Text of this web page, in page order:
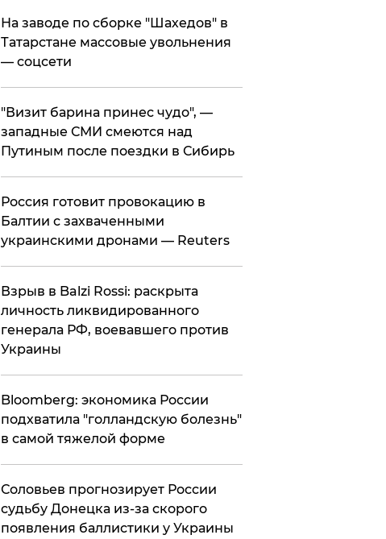
На заводе по сборке "Шахедов" в
Татарстане массовые увольнения
— соцсети
"Визит барина принес чудо", —
западные СМИ смеются над
Путиным после поездки в Сибирь
​Россия готовит провокацию в
Балтии с захваченными
украинскими дронами — Reuters
​Взрыв в Balzi Rossi: раскрыта
личность ликвидированного
генерала РФ, воевавшего против
Украины
Bloomberg: экономика России
подхватила "голландскую болезнь"
в самой тяжелой форме
Соловьев прогнозирует России
судьбу Донецка из-за скорого
появления баллистики у Украины